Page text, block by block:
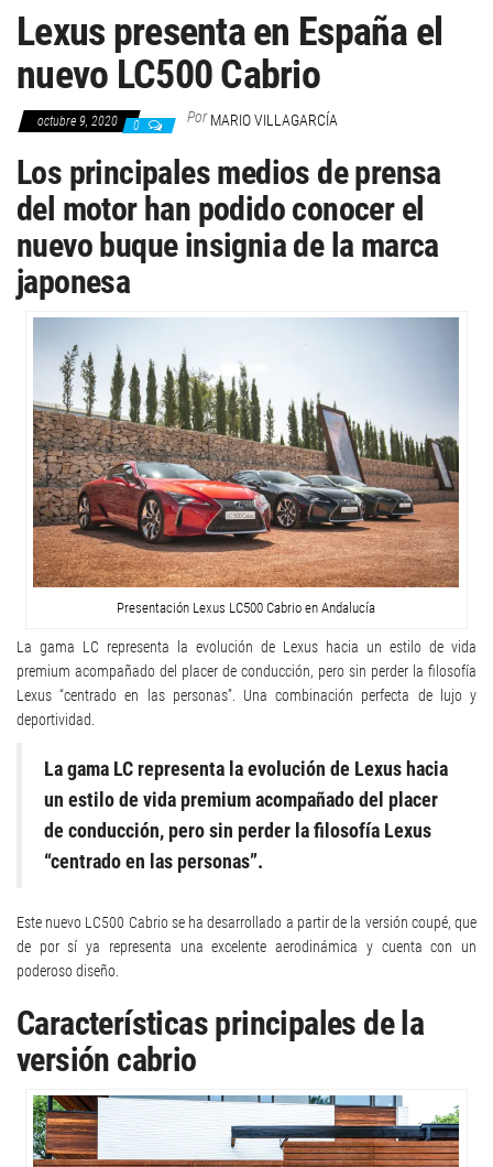
Lexus presenta en España el
nuevo LC500 Cabrio
octubre 9, 2020 0 Por MARIO VILLAGARCÍA
Los principales medios de prensa
del motor han podido conocer el
nuevo buque insignia de la marca
japonesa
Presentación Lexus LC500 Cabrio en Andalucía
La gama LC representa la evolución de Lexus hacia un estilo de vida
premium acompañado del placer de conducción, pero sin perder la filosofía
Lexus “centrado en las personas”. Una combinación perfecta de lujo y
deportividad.
La gama LC representa la evolución de Lexus hacia
un estilo de vida premium acompañado del placer
de conducción, pero sin perder la filosofía Lexus
“centrado en las personas”.
Este nuevo LC500 Cabrio se ha desarrollado a partir de la versión coupé, que
de por sí ya representa una excelente aerodinámica y cuenta con un
poderoso diseño.
Características principales de la
versión cabrio